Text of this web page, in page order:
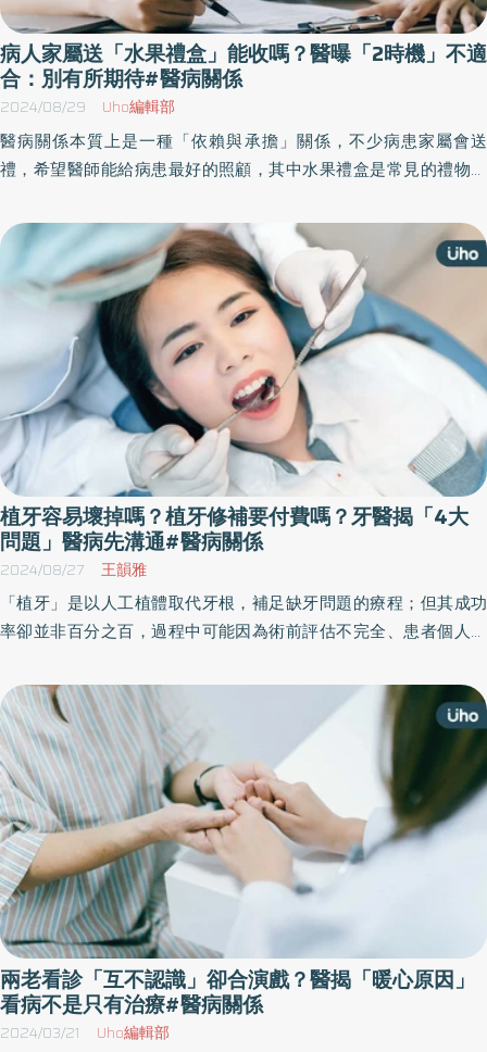
病人家屬送「水果禮盒」能收嗎？醫曝「2時機」不適
合：別有所期待#醫病關係
2024/08/29 Uho編輯部
醫病關係本質上是一種「依賴與承擔」關係，不少病患家屬會送
禮，希望醫師能給病患最好的照顧，其中水果禮盒是常見的禮物之
加護病房醫師陳志金所撰文章，分享醫師收禮的經驗與原則，這些
原則不只適用於加護病房，也適用於人情世故。
植牙容易壞掉嗎？植牙修補要付費嗎？牙醫揭「4大
問題」醫病先溝通#醫病關係
2024/08/27 王韻雅
「植牙」是以人工植體取代牙根，補足缺牙問題的療程；但其成功
率卻並非百分之百，過程中可能因為術前評估不完全、患者個人健
溝通，才能達到良好的效果。藥害救濟基金會針對植牙整理「4大迷
思」，包括植牙會不會壞？修補為什麼要付費？⋯等問題，為民眾
解惑。
兩老看診「互不認識」卻合演戲？醫揭「暖心原因」
看病不是只有治療#醫病關係
2024/03/21 Uho編輯部